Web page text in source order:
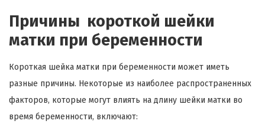
Причины короткой шейки
матки при беременности
Короткая шейка матки при беременности может иметь
разные причины. Некоторые из наиболее распространенных
факторов, которые могут влиять на длину шейки матки во
время беременности, включают: